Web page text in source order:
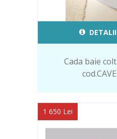
Cada baie
1 650 Lei